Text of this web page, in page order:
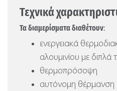
Τεχνικά
Τα διαμερίσματα διαθέτουν:
ενεργειακά
αλουμινίου με διπλά
θερμοπρόσοψη
αυτόνομη θέρμανση